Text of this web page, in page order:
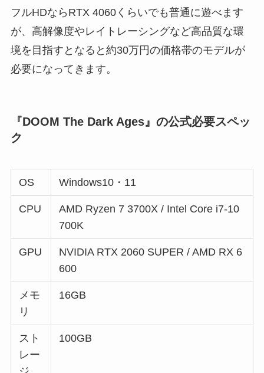
フルHDならRTX 4060くらいでも普通に遊べます
が、高解像度やレイトレーシングなど高品質な環
境を目指すとなると約30万円の価格帯のモデルが
必要になってきます。
『DOOM The Dark Ages』の公式必要スペッ
ク
OS Windows10・11
CPU
AMD Ryzen 7 3700X / Intel Core i7-10
700K
GPU
NVIDIA RTX 2060 SUPER / AMD RX 6
600
メモ
リ
16GB
スト
レー
100GB